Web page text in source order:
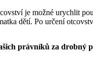
je možné urychlit
dětí. Po určení
právníků za drobný